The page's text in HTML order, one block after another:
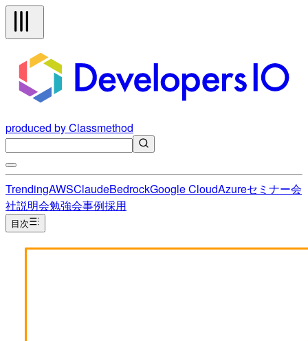
produced by Classmethod
TrendingAWSClaudeBedrockGoogle CloudAzureセミナー会
社説明会勉強会事例採用
目次